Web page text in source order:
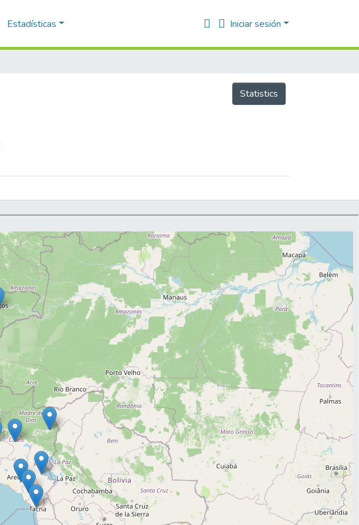
Estadísticas Iniciar sesión
Statistics